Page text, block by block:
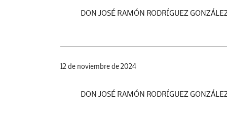
DON JOSÉ RAMÓN RODRÍGUEZ
12 de noviembre de 2024
DON JOSÉ RAMÓN RODRÍGUEZ